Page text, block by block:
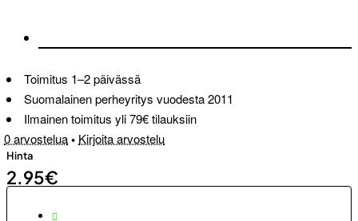
Toimitus 1–2 päivässä
Suomalainen perheyritys vuodesta 2011
Ilmainen toimitus yli 79€ tilauksiin
0 arvostelua• Kirjoita arvostelu
Hinta
2.95€